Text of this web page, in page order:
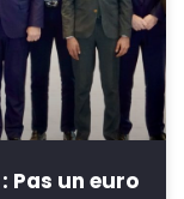
Pas un euro